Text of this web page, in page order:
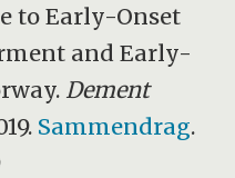
to Early-Onset
and Early-
Dement
Sammendrag.